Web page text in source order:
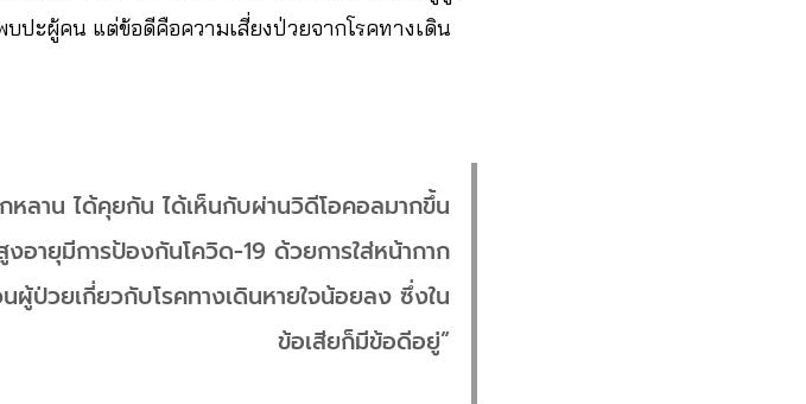
ปะผู้คน แต่ข้อดีคือความเสี่ยงป่วยจากโรคทางเดิน
ลาน ได้คุยกัน ได้เห็นกับผ่านวิดีโอคอลมากขึ้น
อายุมีการป้องกันโควิด-19 ด้วยการใส่หน้ากาก
ป่วยเกี่ยวกับโรคทางเดินหายใจน้อยลง ซึ่งใน
ข้อเสียก็มีข้อดีอยู่”